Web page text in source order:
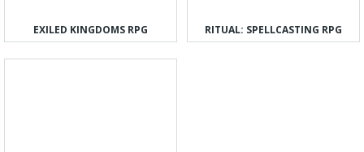
EXILED KINGDOMS RPG RITUAL: SPELLCASTING RPG